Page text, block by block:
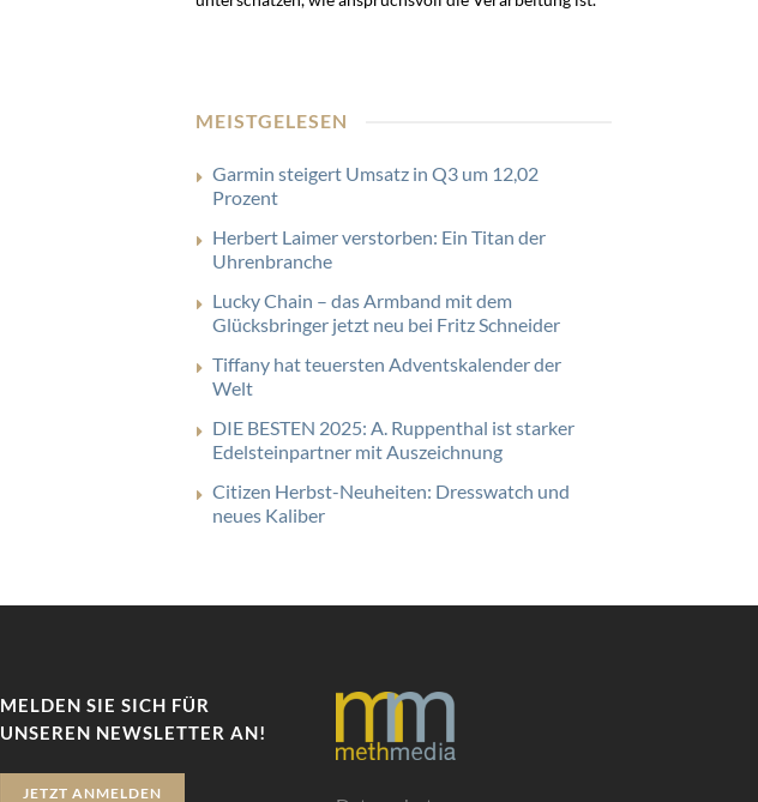
MEISTGELESEN
Garmin steigert Umsatz in Q3 um 12,02
Prozent
Herbert Laimer verstorben: Ein Titan der
Uhrenbranche
Lucky Chain – das Armband mit dem
Glücksbringer jetzt neu bei Fritz Schneider
Tiffany hat teuersten Adventskalender der
Welt
DIE BESTEN 2025: A. Ruppenthal ist starker
Edelsteinpartner mit Auszeichnung
Citizen Herbst-Neuheiten: Dresswatch und
neues Kaliber
MELDEN SIE SICH FÜR
UNSEREN NEWSLETTER AN!
JETZT ANMELDEN